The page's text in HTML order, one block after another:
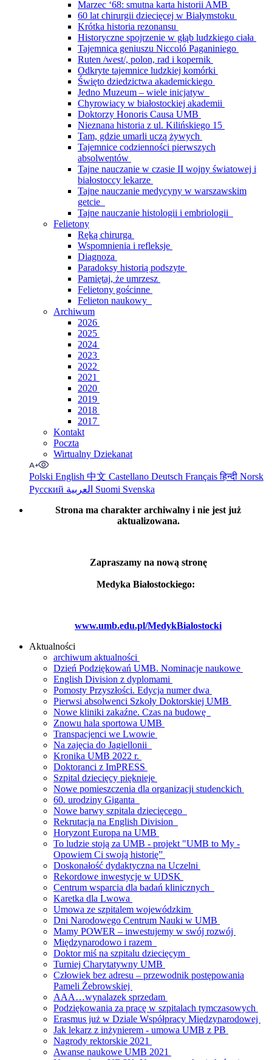
Marzec ‘68: smutna karta historii AMB
60 lat chirurgii dziecięcej w Białymstoku
Krótka historia rezonansu
Historyczne spojrzenie w głąb ludzkiego ciała
Tajemnica geniuszu Niccoló Paganiniego
Ruten /west/, polon, rad i kopernik
Odkryte tajemnice ludzkiej komórki
Święto dziedzictwa akademickiego
Jedno Muzeum – wiele inicjatyw
Chyrowiacy w białostockiej akademii
Doktorzy Honoris Causa UMB
Nieznana historia z ul. Kilińskiego 15
Tam, gdzie umarli uczą żywych
Tajemnice codzienności pierwszych
absolwentów
Tajne nauczanie w czasie II wojny światowej i
białostoccy lekarze
Tajne nauczanie medycyny w warszawskim
getcie
Tajne nauczanie histologii i embriologii
Felietony
Ręką chirurga
Wspomnienia i refleksje
Diagnoza
Paradoksy historią podszyte
Pamiętaj, że umrzesz
Felietony gościnne
Felieton naukowy
Archiwum
2026
2025
2024
2023
2022
2021
2020
2019
2018
2017
Kontakt
Poczta
Wirtualny Dziekanat
Polski English 中文 Castellano Deutsch Françaisहिन्दी Norsk
Русский
Suomi Svenska
Strona ma charakter archiwalny i nie jest już
aktualizowana.
Zapraszamy na nową stronę
Medyka Białostockiego:
www.umb.edu.pl/MedykBialostocki
Aktualności
archiwum aktualności
Dzień Podziękowań UMB. Nominacje naukowe
English Division z dyplomami
Pomosty Przyszłości. Edycja numer dwa
Pierwsi absolwenci Szkoły Doktorskiej UMB
Nowe kliniki zakaźne. Czas na budowę
Znowu hala sportowa UMB
Transpacjenci we Lwowie
Na zajęcia do Jagiellonii
Kronika UMB 2022 r.
Doktoranci z ImPRESS
Szpital dziecięcy pięknieje
Nowe pomieszczenia dla organizacji studenckich
60. urodziny Giganta
Nowe barwy szpitala dziecięcego
Rekrutacja na English Division
Horyzont Europa na UMB
To ludzie stoją za UMB - projekt "UMB to My -
Opowiem Ci swoją historię”
Doskonałość dydaktyczna na Uczelni
Rekordowe inwestycje w UDSK
Centrum wsparcia dla badań klinicznych
Karetka dla Lwowa
Umowa ze szpitalem wojewódzkim
Dni Narodowego Centrum Nauki w UMB
Mamy POWER – inwestujemy w swój rozwój
Międzynarodowo i razem
Doktor miś na szpitalu dziecięcym
Turniej Charytatywny UMB
Człowiek bez adresu – przewodnik postępowania
Pameli Żebrowskiej
AAA…wynalazek sprzedam
Podziękowania za pracę w szpitalach tymczasowych
Erasmus już w Dziale Współpracy Międzynarodowej
Jak lekarz z inżynierem - umowa UMB z PB
Nagrody rektorskie 2021
Awanse naukowe UMB 2021